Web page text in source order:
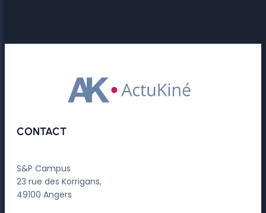
CONTACT
S&P Campus
23 rue des Korrigans,
49100 Angers